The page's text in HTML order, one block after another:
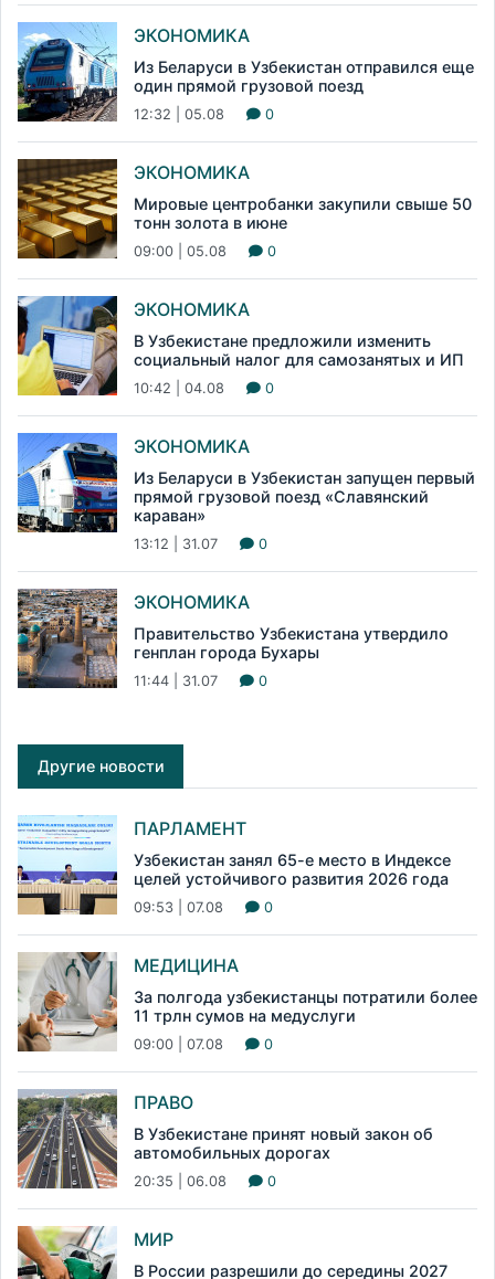
ЭКОНОМИКА
Из Беларуси в Узбекистан отправился еще
один прямой грузовой поезд
12:32 | 05.08 0
ЭКОНОМИКА
Мировые центробанки закупили свыше 50
тонн золота в июне
09:00 | 05.08 0
ЭКОНОМИКА
В Узбекистане предложили изменить
социальный налог для самозанятых и ИП
10:42 | 04.08 0
ЭКОНОМИКА
Из Беларуси в Узбекистан запущен первый
прямой грузовой поезд «Славянский
караван»
13:12 | 31.07 0
ЭКОНОМИКА
Правительство Узбекистана утвердило
генплан города Бухары
11:44 | 31.07 0
Другие новости
ПАРЛАМЕНТ
Узбекистан занял 65-е место в Индексе
целей устойчивого развития 2026 года
09:53 | 07.08 0
МЕДИЦИНА
За полгода узбекистанцы потратили более
11 трлн сумов на медуслуги
09:00 | 07.08 0
ПРАВО
В Узбекистане принят новый закон об
автомобильных дорогах
20:35 | 06.08 0
МИР
В России разрешили до середины 2027